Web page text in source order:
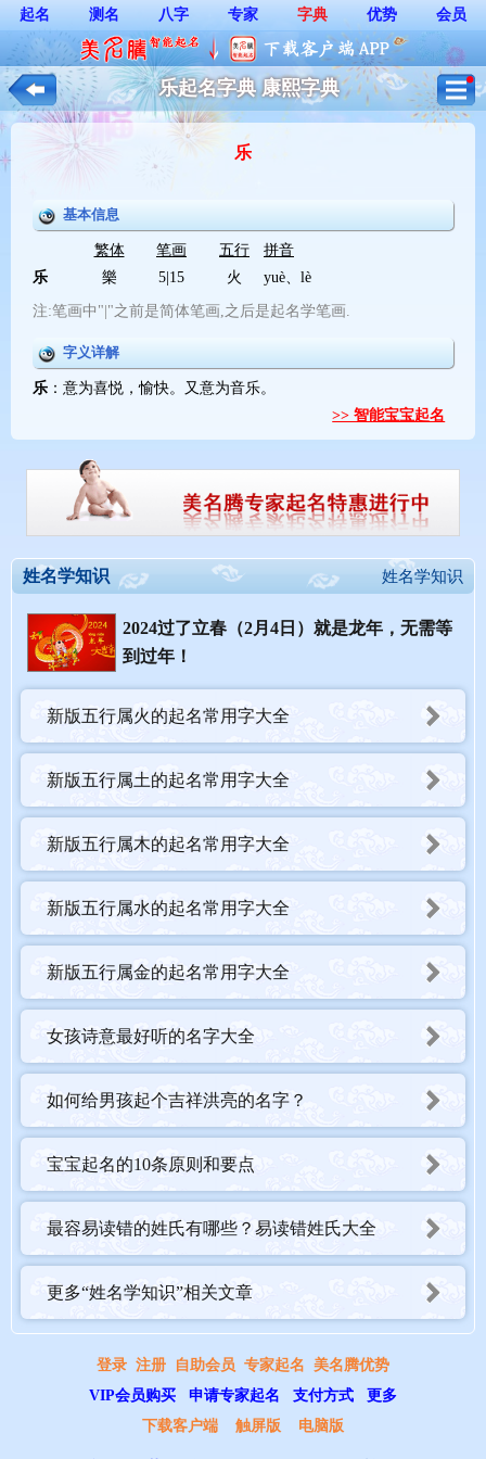
起名 测名 八字 专家 字典 优势 会员
乐起名字典 康熙字典
乐
基本信息
繁体 笔画 五行
拼音
乐
樂 5|15 火 yuè、lè
注:笔画中"|"之前是简体笔画,之后是起名学笔画.
字义详解
乐 ：意为喜悦，愉快。又意为音乐。
>> 智能宝宝起名
姓名学知识
姓名学知识
2024过了立春（2月4日）就是龙年，无需等
到过年！
新版五行属火的起名常用字大全
新版五行属土的起名常用字大全
新版五行属木的起名常用字大全
新版五行属水的起名常用字大全
新版五行属金的起名常用字大全
女孩诗意最好听的名字大全
如何给男孩起个吉祥洪亮的名字？
宝宝起名的10条原则和要点
最容易读错的姓氏有哪些？易读错姓氏大全
更多“姓名学知识”相关文章
登录 注册 自助会员 专家起名 美名腾优势
VIP会员购买
申请专家起名 支付方式
更多
下载客户端
触屏版 电脑版